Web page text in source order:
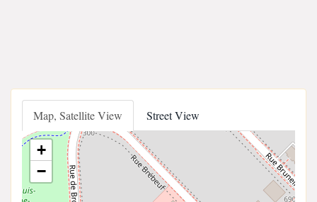
Map, Satellite View Street View
+
−